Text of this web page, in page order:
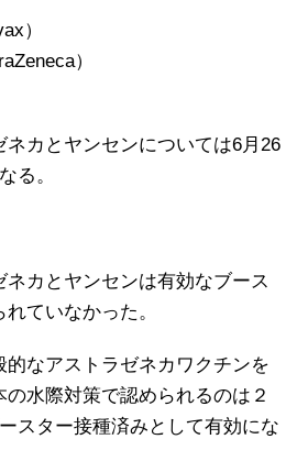
）
）
ネカとヤンセンについては6月26
る。
カとヤンセンは有効なブース
ていなかった。
的なアストラゼネカワクチンを
の水際対策で認められるのは２
スター接種済みとして有効にな